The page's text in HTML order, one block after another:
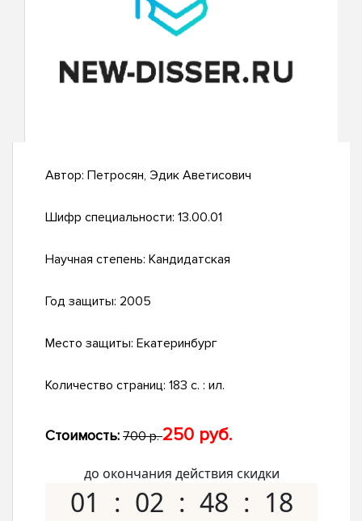
Автор: Петросян, Эдик Аветисович
Шифр специальности: 13.00.01
Научная степень: Кандидатская
Год защиты: 2005
Место защиты: Екатеринбург
Количество страниц: 183 с. : ил.
Стоимость: 700 р.250 руб.
до окончания действия скидки
01 02 48 17